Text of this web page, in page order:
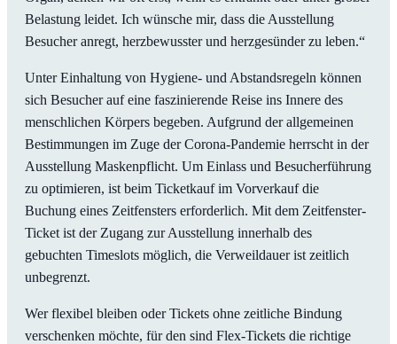
Belastung leidet. Ich wünsche mir, dass die Ausstellung
Besucher anregt, herzbewusster und herzgesünder zu leben.“
Unter Einhaltung von Hygiene- und Abstandsregeln können
sich Besucher auf eine faszinierende Reise ins Innere des
menschlichen Körpers begeben. Aufgrund der allgemeinen
Bestimmungen im Zuge der Corona-Pandemie herrscht in der
Ausstellung Maskenpflicht. Um Einlass und Besucherführung
zu optimieren, ist beim Ticketkauf im Vorverkauf die
Buchung eines Zeitfensters erforderlich. Mit dem Zeitfenster-
Ticket ist der Zugang zur Ausstellung innerhalb des
gebuchten Timeslots möglich, die Verweildauer ist zeitlich
unbegrenzt.
Wer flexibel bleiben oder Tickets ohne zeitliche Bindung
verschenken möchte, für den sind Flex-Tickets die richtige